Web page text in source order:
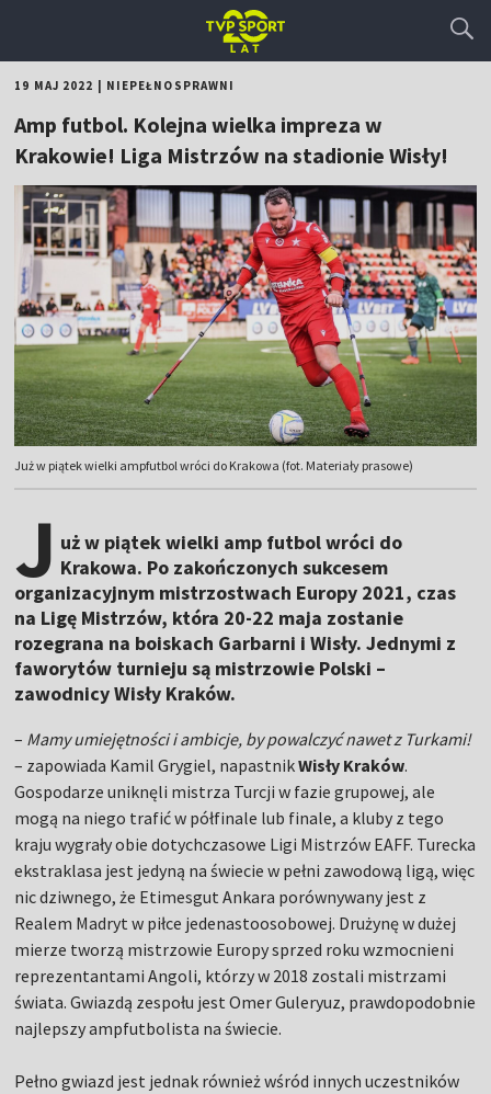
19 MAJ 2022 NIEPEŁNOSPRAWNI
Amp futbol. Kolejna wielka impreza w
Krakowie! Liga Mistrzów na stadionie Wisły!
Już w piątek wielki ampfutbol wróci do Krakowa (fot. Materiały prasowe)
J uż w piątek wielki amp futbol wróci do
Krakowa. Po zakończonych sukcesem
organizacyjnym mistrzostwach Europy 2021, czas
na Ligę Mistrzów, która 20-22 maja zostanie
rozegrana na boiskach Garbarni i Wisły. Jednymi z
faworytów turnieju są mistrzowie Polski –
zawodnicy Wisły Kraków.
– Mamy umiejętności i ambicje, by powalczyć nawet z Turkami!
– zapowiada Kamil Grygiel, napastnikWisły Kraków.
Gospodarze uniknęli mistrza Turcji w fazie grupowej, ale
mogą na niego trafić w półfinale lub finale, a kluby z tego
kraju wygrały obie dotychczasowe Ligi Mistrzów EAFF. Turecka
ekstraklasa jest jedyną na świecie w pełni zawodową ligą, więc
nic dziwnego, że Etimesgut Ankara porównywany jest z
Realem Madryt w piłce jedenastoosobowej. Drużynę w dużej
mierze tworzą mistrzowie Europy sprzed roku wzmocnieni
reprezentantami Angoli, którzy w 2018 zostali mistrzami
świata. Gwiazdą zespołu jest Omer Guleryuz, prawdopodobnie
najlepszy ampfutbolista na świecie.
Pełno gwiazd jest jednak również wśród innych uczestników